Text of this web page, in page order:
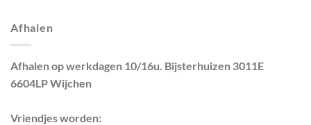
Afhalen
Afhalen op werkdagen 10/16u. Bijsterhuizen 3011E
6604LP Wijchen
Vriendjes worden: